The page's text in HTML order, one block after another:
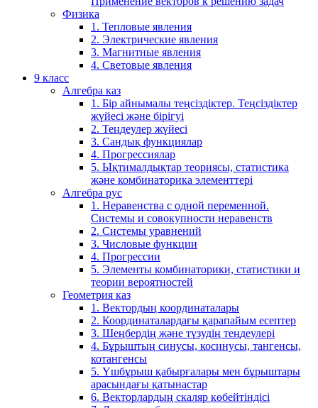
Физика
1. Тепловые явления
2. Электрические явления
3. Магнитные явления
4. Световые явления
9 класс
Алгебра каз
1. Бір айнымалы теңсіздіктер. Теңсіздіктер
жүйесі және бірігуі
2. Теңдеулер жүйесі
3. Сандық функциялар
4. Прогрессиялар
5. Ықтималдықтар теориясы, статистика
және комбинаторика элементтері
Алгебра рус
1. Неравенства с одной переменной.
Системы и совокупности неравенств
2. Системы уравнений
3. Числовые функции
4. Прогрессии
5. Элементы комбинаторики, статистики и
теории вероятностей
Геометрия каз
1. Вектордың координаталары
2. Координаталардағы қарапайым есептер
3. Шеңбердің және түзудің теңдеулері
4. Бұрыштың синусы, косинусы, тангенсы,
котангенсы
5. Үшбұрыш қабырғалары мен бұрыштары
арасындағы қатынастар
6. Векторлардың скаляр көбейтіндісі